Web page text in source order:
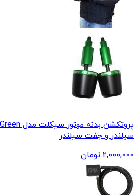
سيلندر و جفت سيلندر
2,000,000 تومان